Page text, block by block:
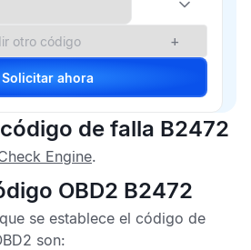
+
Solicitar ahora
de falla B2472
Engine.
OBD2 B2472
se establece el código de
son: